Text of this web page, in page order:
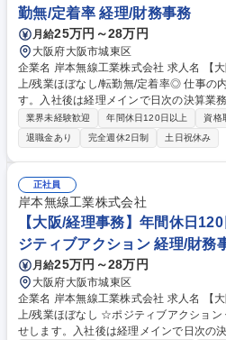
勤無/定着率 経理/財務事務
月給25万円～28万円
大阪府大阪市城東区
企業名 岸本無線工業株式会社 求人名 【大阪/経理事務】年間休日120日以
上/残業ほぼなし/転勤無/定着率◎ 仕事の内容 経理事務業務をお任せしま
す。入社後は経理メインで日次の決算業
せ順次任せる業務を増やしていきます。
いただきます。残業はほぼ発生いたしません。 ＜＜経理業務＞＞
務■会計ソフトへの入力(勘定奉行)■買掛
算)■月次業務(税理士と連携)■決算業務(
業務(ダイレクト納付)■税理士とのやりと
事務業務＞＞入札関係業務■名刺等の発
料作成■電話やメール、来客対応■役員
の顧客管理■その他管理部門関連の庶務 募集職種 【大阪/経理事務】年間
休日120日以上/残業ほぼなし/転勤無/定
業界未経験歓迎 年間休日120日以上 資格
退職金あり
完全週休2日制 土日祝休み
正社員
岸本無線工業株式会社
【大阪/経理事務】年間休日
ジティブアクション 経理/財務
月給25万円～28万円
大阪府大阪市城東区
企業名 岸本無線工業株式会社 求人名 【大阪/経理事務】年間休日120日以
上/残業ほぼなし ☆ポジティブアクション 仕事の内容 経理事務業務をお任
せします。入社後は経理メインで日次の